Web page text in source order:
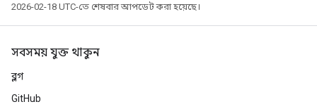
2026-02-18 UTC-তে শেষবার আপডেট করা হয়েছে।
সবসময় যুক্ত থাকুন
ব্লগ
GitHub